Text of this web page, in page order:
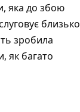
яка до збою
близько
зробила
як багато